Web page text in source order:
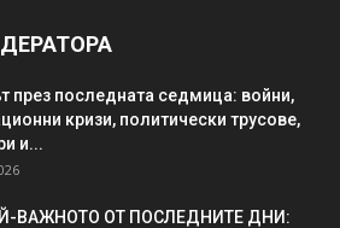
през последната седмица: войни,
кризи, политически трусове,
и...
ВАЖНОТО ОТ ПОСЛЕДНИТЕ ДНИ: